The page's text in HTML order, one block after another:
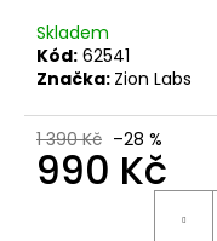
Skladem
Kód: 62541
Značka: Zion Labs
1 390 Kč –28 %
990 Kč
D